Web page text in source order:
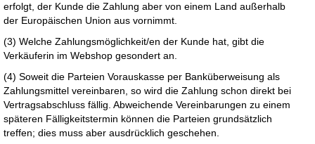
erfolgt, der Kunde die Zahlung aber von einem Land außerhalb
der Europäischen Union aus vornimmt.
(3) Welche Zahlungsmöglichkeit/en der Kunde hat, gibt die
Verkäuferin im Webshop gesondert an.
(4) Soweit die Parteien Vorauskasse per Banküberweisung als
Zahlungsmittel vereinbaren, so wird die Zahlung schon direkt bei
Vertragsabschluss fällig. Abweichende Vereinbarungen zu einem
späteren Fälligkeitstermin können die Parteien grundsätzlich
treffen; dies muss aber ausdrücklich geschehen.